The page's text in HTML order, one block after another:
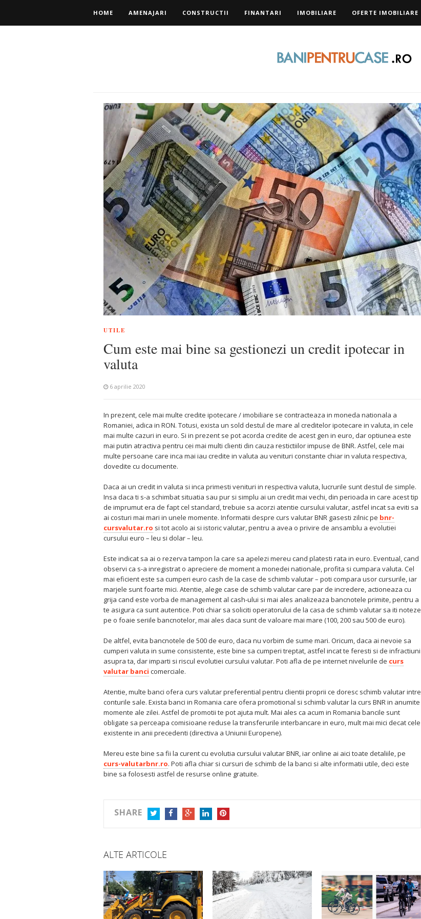
HOME AMENAJARI CONSTRUCTII FINANTARI IMOBILIARE OFERTE IMOBILIARE
UTILE
Cum este mai bine sa gestionezi un credit ipotecar in
valuta
6 aprilie 2020
In prezent, cele mai multe credite ipotecare / imobiliare se contracteaza in moneda nationala a
Romaniei, adica in RON. Totusi, exista un sold destul de mare al creditelor ipotecare in valuta, in cele
mai multe cazuri in euro. Si in prezent se pot acorda credite de acest gen in euro, dar optiunea este
mai putin atractiva pentru cei mai multi clienti din cauza restictiilor impuse de BNR. Astfel, cele mai
multe persoane care inca mai iau credite in valuta au venituri constante chiar in valuta respectiva,
dovedite cu documente.
Daca ai un credit in valuta si inca primesti venituri in respectiva valuta, lucrurile sunt destul de simple.
Insa daca ti s-a schimbat situatia sau pur si simplu ai un credit mai vechi, din perioada in care acest tip
de imprumut era de fapt cel standard, trebuie sa acorzi atentie cursului valutar, astfel incat sa eviti sa
ai costuri mai mari in unele momente. Informatii despre curs valutar BNR gasesti zilnic pe bnr-
cursvalutar.ro si tot acolo ai si istoric valutar, pentru a avea o privire de ansamblu a evolutiei
cursului euro – leu si dolar – leu.
Este indicat sa ai o rezerva tampon la care sa apelezi mereu cand platesti rata in euro. Eventual, cand
observi ca s-a inregistrat o apreciere de moment a monedei nationale, profita si cumpara valuta. Cel
mai eficient este sa cumperi euro cash de la case de schimb valutar – poti compara usor cursurile, iar
marjele sunt foarte mici. Atentie, alege case de schimb valutar care par de incredere, actioneaza cu
grija cand este vorba de management al cash-ului si mai ales analizeaza bancnotele primite, pentru a
te asigura ca sunt autentice. Poti chiar sa soliciti operatorului de la casa de schimb valutar sa iti noteze
pe o foaie seriile bancnotelor, mai ales daca sunt de valoare mai mare (100, 200 sau 500 de euro).
De altfel, evita bancnotele de 500 de euro, daca nu vorbim de sume mari. Oricum, daca ai nevoie sa
cumperi valuta in sume consistente, este bine sa cumperi treptat, astfel incat te feresti si de infractiuni
asupra ta, dar imparti si riscul evolutiei cursului valutar. Poti afla de pe internet nivelurile de curs
valutar banci comerciale.
Atentie, multe banci ofera curs valutar preferential pentru clientii proprii ce doresc schimb valutar intre
conturile sale. Exista banci in Romania care ofera promotional si schimb valutar la curs BNR in anumite
momente ale zilei. Astfel de promotii te pot ajuta mult. Mai ales ca acum in Romania bancile sunt
obligate sa perceapa comisioane reduse la transferurile interbancare in euro, mult mai mici decat cele
existente in anii precedenti (directiva a Uniunii Europene).
Mereu este bine sa fii la curent cu evolutia cursului valutar BNR, iar online ai aici toate detaliile, pe
curs-valutarbnr.ro. Poti afla chiar si cursuri de schimb de la banci si alte informatii utile, deci este
bine sa folosesti astfel de resurse online gratuite.
SHARE
ALTE ARTICOLE